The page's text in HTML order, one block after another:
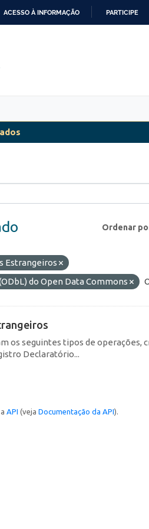
ACESSO À INFORMAÇÃO PARTICIPE
Ordenar
Estrangeiros
do Open Data Commons
os seguintes tipos de operações,
Declaratório...
API (veja Documentação da API).